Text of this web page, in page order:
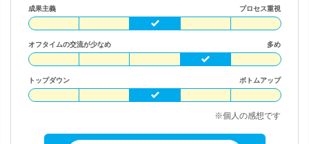
成果主義 プロセス重視
オフタイムの交流が少なめ 多め
トップダウン ボトムアップ
※個人の感想です